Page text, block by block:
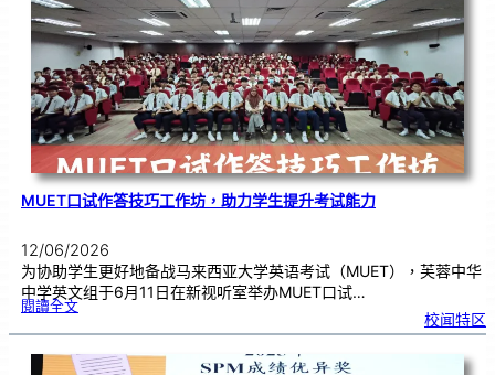
我
与
压
力
管
理
MUET口试作答技巧工作坊，助力学生提升考试能力
12/06/2026
为协助学生更好地备战马来西亚大学英语考试（MUET），芙蓉中华
中学英文组于6月11日在新视听室举办MUET口试…
閱讀全文:
M
T
试
作
答
校闻特区